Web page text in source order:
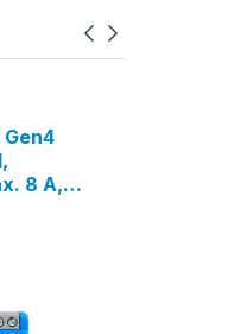
Gen4
8 A,